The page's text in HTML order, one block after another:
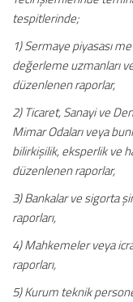
tespitlerinde;
1) Sermaye piyasası
değerleme uzmanları
düzenlenen raporlar,
2) Ticaret, Sanayi ve
Mimar Odaları veya
bilirkişilik, eksperlik ve
düzenlenen raporlar,
3) Bankalar ve sigorta
raporları,
4) Mahkemeler veya
raporları,
5) Kurum teknik